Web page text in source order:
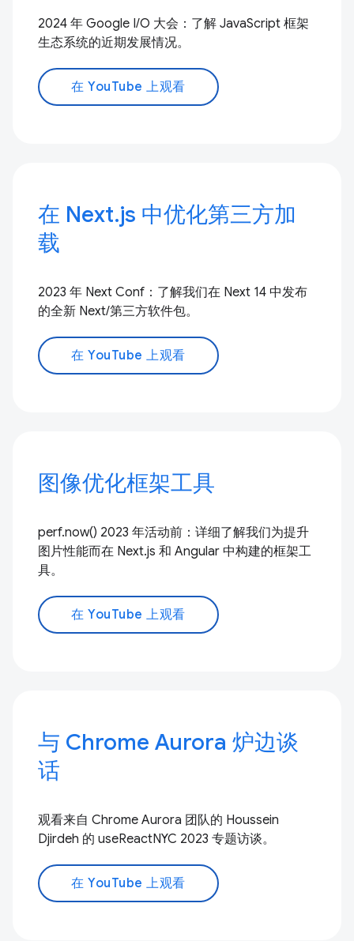
2024 年 Google I/O 大会：了解 JavaScript 框架
生态系统的近期发展情况。
在 YouTube 上观看
在 Next.js 中优化第三方加
载
2023 年 Next Conf：了解我们在 Next 14 中发布
的全新 Next/第三方软件包。
在 YouTube 上观看
图像优化框架工具
perf.now() 2023 年活动前：详细了解我们为提升
图片性能而在 Next.js 和 Angular 中构建的框架工
具。
在 YouTube 上观看
与 Chrome Aurora 炉边谈
话
观看来自 Chrome Aurora 团队的 Houssein
Djirdeh 的 useReactNYC 2023 专题访谈。
在 YouTube 上观看